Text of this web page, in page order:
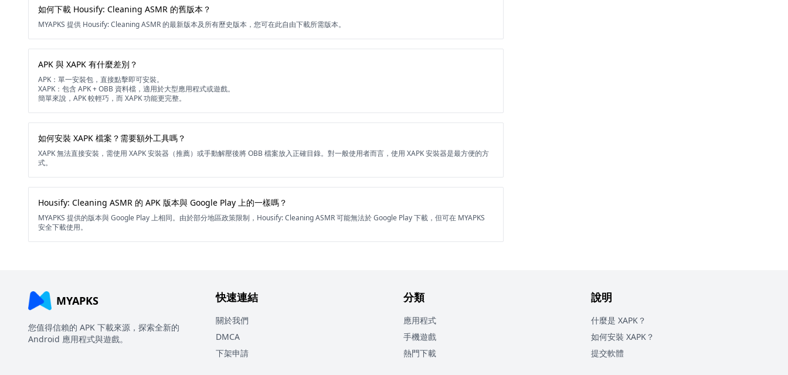
如何下載 Housify: Cleaning ASMR 的舊版本？
MYAPKS 提供 Housify: Cleaning ASMR 的最新版本及所有歷史版本，您可在此自由下載所需版本。
APK 與 XAPK 有什麼差別？
APK：單一安裝包，直接點擊即可安裝。
XAPK：包含 APK + OBB 資料檔，適用於大型應用程式或遊戲。
簡單來說，APK 較輕巧，而 XAPK 功能更完整。
如何安裝 XAPK 檔案？需要額外工具嗎？
XAPK 無法直接安裝，需使用 XAPK 安裝器（推薦）或手動解壓後將 OBB 檔案放入正確目錄。對一般使用者而言，使用 XAPK 安裝器是最方便的方
式。
Housify: Cleaning ASMR 的 APK 版本與 Google Play 上的一樣嗎？
MYAPKS 提供的版本與 Google Play 上相同。由於部分地區政策限制，Housify: Cleaning ASMR 可能無法於 Google Play 下載，但可在 MYAPKS
安全下載使用。
MYAPKS
您值得信賴的 APK 下載來源，探索全新的
Android 應用程式與遊戲。
快速連結
關於我們
DMCA
下架申請
分類
應用程式
手機遊戲
熱門下載
說明
什麼是 XAPK？
如何安裝 XAPK？
提交軟體